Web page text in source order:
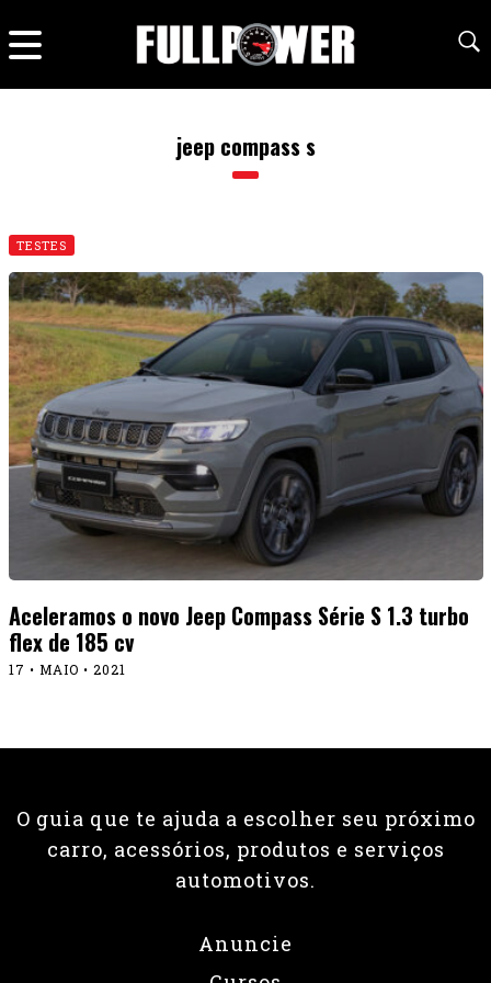
jeep compass s
TESTES
Aceleramos o novo Jeep Compass Série S 1.3 turbo
flex de 185 cv
17 • MAIO • 2021
O guia que te ajuda a escolher seu próximo
carro, acessórios, produtos e serviços
automotivos.
Anuncie